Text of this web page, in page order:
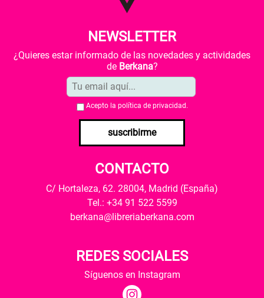
NEWSLETTER
¿Quieres estar informado de las novedades y actividades
de Berkana?
Acepto la política de privacidad .
suscribirme
CONTACTO
C/ Hortaleza, 62. 28004, Madrid (España)
Tel.: +34 91 522 5599
berkana@libreriaberkana.com
REDES SOCIALES
Síguenos en Instagram